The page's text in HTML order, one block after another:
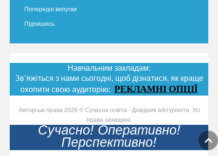
Попередні випуски
Підпишись
Навчальним закладам:
Зв’яжіться з нами сьогодні, щоб дізнатися, як краще
охопити свою аудиторію: РЕКЛАМНІ ОПЦІЇ
Авторські права 2026 © Сучасна освіта - Довідник абітурієнта. Усі
права захищені.
Сучасно! Оперативно!
Перспективно!